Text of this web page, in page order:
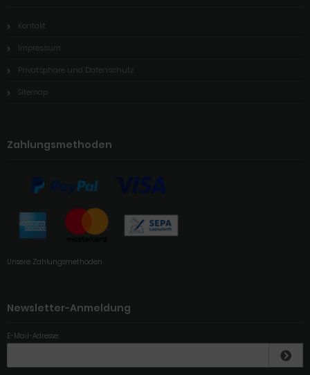
Kontakt
Impressum
Privatsphäre und Datenschutz
Sitemap
Zahlungsmethoden
Unsere Zahlungsmethoden
Newsletter-Anmeldung
E-Mail-Adresse: